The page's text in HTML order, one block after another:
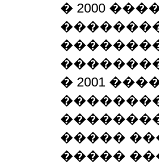
� 2000
� 2001
�����
�����